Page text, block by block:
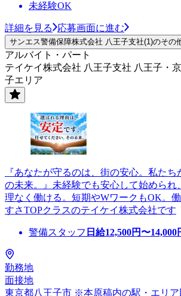
未経験OK
詳細を見る 応募画面に進む
サンエス警備保障株式会社 八王子支社(1)のその
アルバイト・パート
テイケイ株式会社 八王子支社 八王子・
子エリア
『あなたが守るのは、街の安心。私た
の未来。』未経験でも安心して始められ
理なく働ける。短期やWワークもOK。
すさTOPクラスのテイケイ株式会社です
警備スタッフ 日給12,500円〜14,000
勤務地
面接地
東京都八王子市 ※本原稿内の駅・エリア